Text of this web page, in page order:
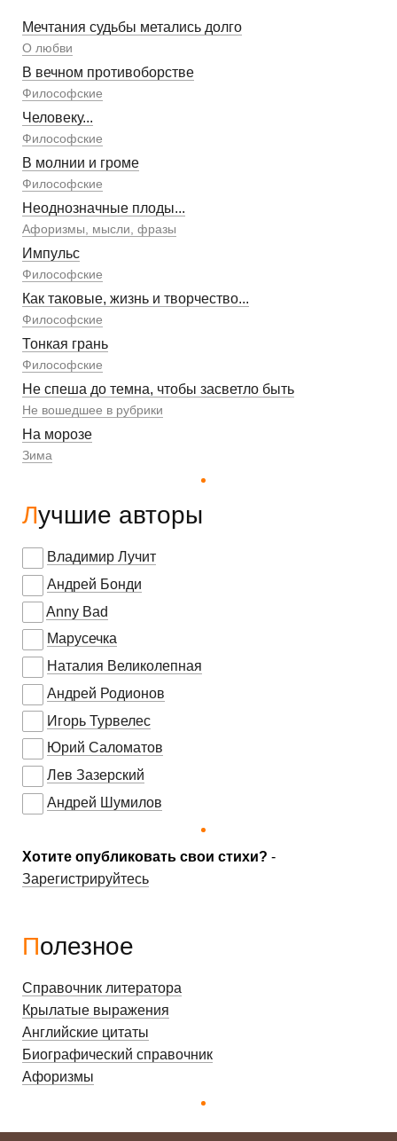
Мечтания судьбы метались долго
О любви
В вечном противоборстве
Философские
Человеку...
Философские
В молнии и громе
Философские
Неоднозначные плоды...
Афоризмы, мысли, фразы
Импульс
Философские
Как таковые, жизнь и творчество...
Философские
Тонкая грань
Философские
Не спеша до темна, чтобы засветло быть
Не вошедшее в рубрики
На морозе
Зима
Лучшие авторы
Владимир Лучит
Андрей Бонди
Anny Bad
Марусечка
Наталия Великолепная
Андрей Родионов
Игорь Турвелес
Юрий Саломатов
Лев Зазерский
Андрей Шумилов
Хотите опубликовать свои стихи? -
Зарегистрируйтесь
Полезное
Справочник литератора
Крылатые выражения
Английские цитаты
Биографический справочник
Афоризмы